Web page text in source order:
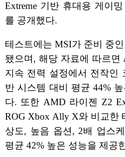
Extreme 기반 휴대용 게이
를 공개했다.
테스트에는 MSI가 준비 중
됐으며, 해당 자료에 따르면
지속 전력 설정에서 전작인
반 시스템 대비 평균 44%
다. 또한 AMD 라이젠 Z2
ROG Xbox Ally X와 비교한
상도, 높음 옵션, 2배 업스
평균 42% 높은 성능을 제공